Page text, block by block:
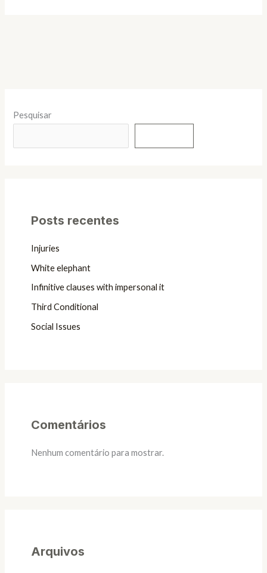
Pesquisar
Posts recentes
Injuries
White elephant
Infinitive clauses with impersonal it
Third Conditional
Social Issues
Comentários
Nenhum comentário para mostrar.
Arquivos